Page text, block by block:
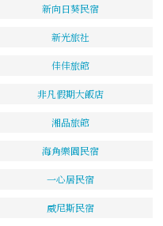
新向日葵民宿
新光旅社
佳佳旅館
非凡假期大飯店
湘品旅館
海角樂園民宿
一心居民宿
威尼斯民宿